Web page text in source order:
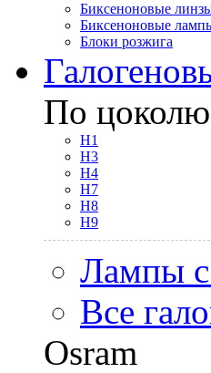
Биксеноновые
Биксеноновые
Блоки розжига
По цоколю
H1
H3
H4
H7
H8
H9
Лампы с
Все
Osram